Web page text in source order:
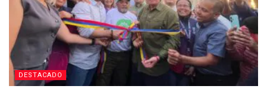
DESTACADO